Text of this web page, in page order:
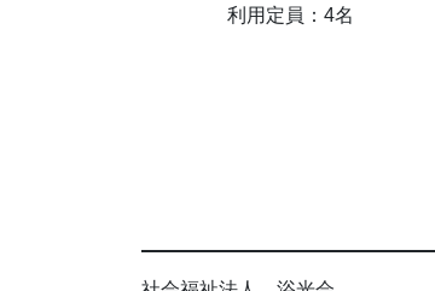
利用定員：4名